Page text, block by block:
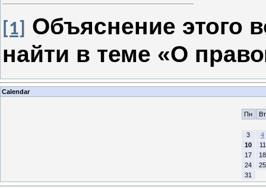
[1]
Объяснение этого
найти в теме «О
Calendar
Пн
Вт
3
4
10
11
17
18
24
25
31